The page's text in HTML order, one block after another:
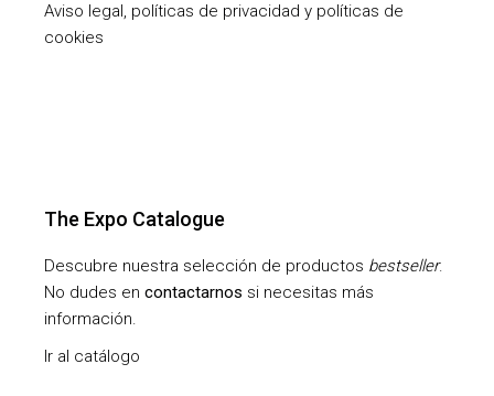
Aviso legal, políticas de privacidad y políticas de
cookies
The Expo Catalogue
Descubre nuestra selección de productos bestseller.
No dudes encontactarnos si necesitas más
información.
Ir al catálogo